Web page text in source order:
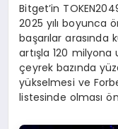
Bitget’in
2025 yılı boyunca
başarılar arasında
artışla 120
çeyrek bazında
yükselmesi ve
listesinde olması